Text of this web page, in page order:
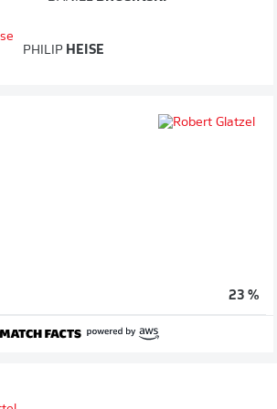
PHILIP HEISE
23 %